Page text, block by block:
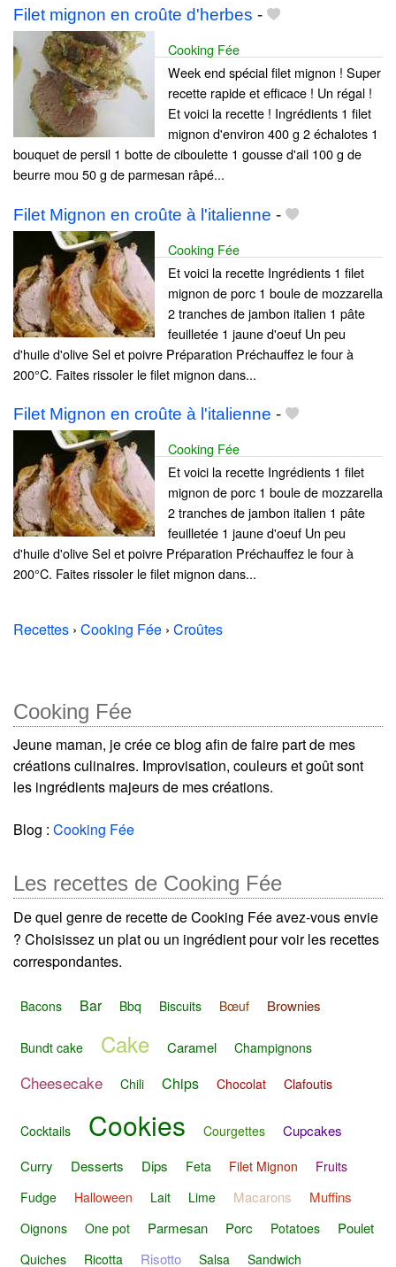
Filet mignon en croûte d'herbes -
Cooking Fée
Week end spécial filet mignon ! Super
recette rapide et efficace ! Un régal !
Et voici la recette ! Ingrédients 1 filet
mignon d'environ 400 g 2 échalotes 1
bouquet de persil 1 botte de ciboulette 1 gousse d'ail 100 g de
beurre mou 50 g de parmesan râpé...
Filet Mignon en croûte à l'italienne -
Cooking Fée
Et voici la recette Ingrédients 1 filet
mignon de porc 1 boule de mozzarella
2 tranches de jambon italien 1 pâte
feuilletée 1 jaune d'oeuf Un peu
d'huile d'olive Sel et poivre Préparation Préchauffez le four à
200°C. Faites rissoler le filet mignon dans...
Filet Mignon en croûte à l'italienne -
Cooking Fée
Et voici la recette Ingrédients 1 filet
mignon de porc 1 boule de mozzarella
2 tranches de jambon italien 1 pâte
feuilletée 1 jaune d'oeuf Un peu
d'huile d'olive Sel et poivre Préparation Préchauffez le four à
200°C. Faites rissoler le filet mignon dans...
Recettes › Cooking Fée › Croûtes
Cooking Fée
Jeune maman, je crée ce blog afin de faire part de mes
créations culinaires. Improvisation, couleurs et goût sont
les ingrédients majeurs de mes créations.
Blog : Cooking Fée
Les recettes de Cooking Fée
De quel genre de recette de Cooking Fée avez-vous envie
? Choisissez un plat ou un ingrédient pour voir les recettes
correspondantes.
Bacons Bar Bbq Biscuits Bœuf Brownies
Bundt cake Cake Caramel Champignons
Cheesecake Chili Chips Chocolat Clafoutis
Cocktails Cookies Courgettes
Cupcakes
Curry
Desserts Dips Feta Filet Mignon
Fruits
Fudge
Halloween Lait Lime Macarons Muffins
Oignons One pot Parmesan Porc Potatoes Poulet
Quiches Ricotta Risotto Salsa Sandwich